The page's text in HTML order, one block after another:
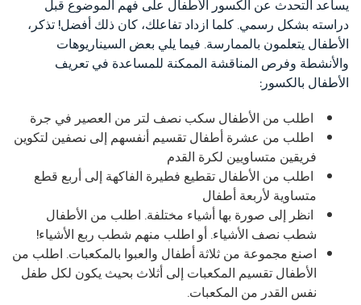
يساعد التحدث عن الكسور الأطفال على فهم الموضوع قبل
دراسته بشكل رسمي. كلما ازداد تفاعلك، كان ذلك أفضل! تذكر،
الأطفال يتعلمون بالممارسة. فيما يلي بعض السيناريوهات
والأنشطة وفرص المناقشة الممكنة للمساعدة في تعريف
الأطفال بالكسور:
اطلب من الأطفال سكب نصف لتر من العصير في جرة
اطلب من عشرة أطفال تقسيم أنفسهم إلى نصفين لتكوين
فريقين متساويين لكرة القدم
اطلب من الأطفال تقطيع فطيرة الفاكهة إلى أربع قطع
متساوية لأربعة أطفال
انظر إلى صورة بها أشياء مختلفة. اطلب من الأطفال
شطب نصف الأشياء. أو اطلب منهم شطب ربع الأشياء!
اصنع مجموعة من ثلاثة أطفال والعبوا بالمكعبات. اطلب من
الأطفال تقسيم المكعبات إلى أثلاث بحيث يكون لكل طفل
نفس القدر من المكعبات.